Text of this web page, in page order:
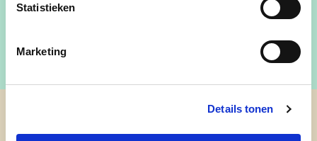
Statistieken
Marketing
Details tonen
cd&v Berlare